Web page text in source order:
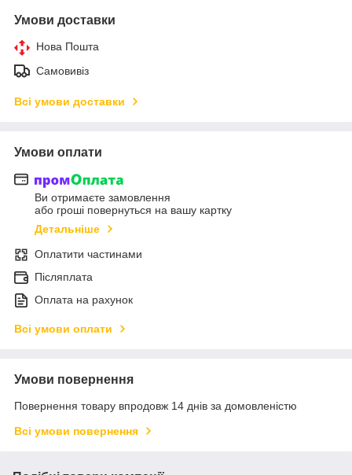
Умови доставки
Нова Пошта
Самовивіз
Всі умови доставки
Умови оплати
Ви отримаєте замовлення
або гроші повернуться на вашу картку
Детальніше
Оплатити частинами
Післяплата
Оплата на рахунок
Всі умови оплати
Умови повернення
Повернення товару впродовж 14 днів за домовленістю
Всі умови повернення